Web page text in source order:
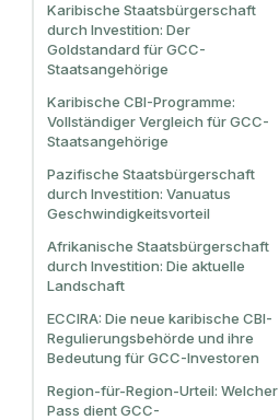
Karibische Staatsbürgerschaft
durch Investition: Der
Goldstandard für GCC-
Staatsangehörige
Karibische CBI-Programme:
Vollständiger Vergleich für GCC-
Staatsangehörige
Pazifische Staatsbürgerschaft
durch Investition: Vanuatus
Geschwindigkeitsvorteil
Afrikanische Staatsbürgerschaft
durch Investition: Die aktuelle
Landschaft
ECCIRA: Die neue karibische CBI-
Regulierungsbehörde und ihre
Bedeutung für GCC-Investoren
Region-für-Region-Urteil: Welcher
Pass dient GCC-